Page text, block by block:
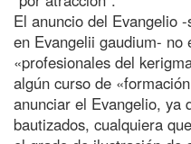
El anuncio del Evangelio
en Evangelii gaudium- no
«profesionales del
algún curso de
anunciar el Evangelio, ya
bautizados, cualquiera